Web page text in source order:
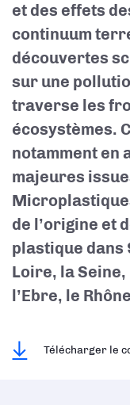
et des effets
continuum
découvertes
sur une
traverse les
écosystèmes.
notamment en
majeures
de l’origine et
plastique dans
Loire, la Seine,
l’Ebre, le
Télécharger le